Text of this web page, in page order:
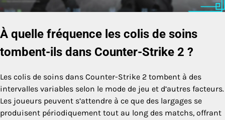
À quelle fréquence les colis de soins
tombent-ils dans Counter-Strike 2 ?
Les colis de soins dans Counter-Strike 2 tombent à des
intervalles variables selon le mode de jeu et d’autres facteurs.
Les joueurs peuvent s’attendre à ce que des largages se
produisent périodiquement tout au long des matchs, offrant